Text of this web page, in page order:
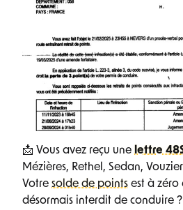
📩 Vous avez reçu une lettre
Mézières, Rethel, Sedan,
Votre solde de points est à zéro
désormais interdit de conduire ?